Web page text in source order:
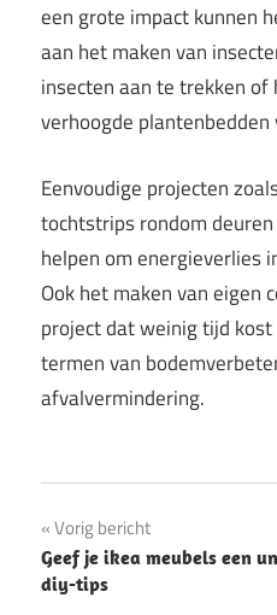
een grote impact kunnen
aan het maken van
insecten aan te trekken of
verhoogde
Eenvoudige projecten
tochtstrips rondom
helpen om energieverlies
Ook het maken van eigen
project dat weinig tijd
termen van
afvalvermindering.
Bericht
navigatie
Vorig bericht
Geef je ikea meubels een
diy-tips